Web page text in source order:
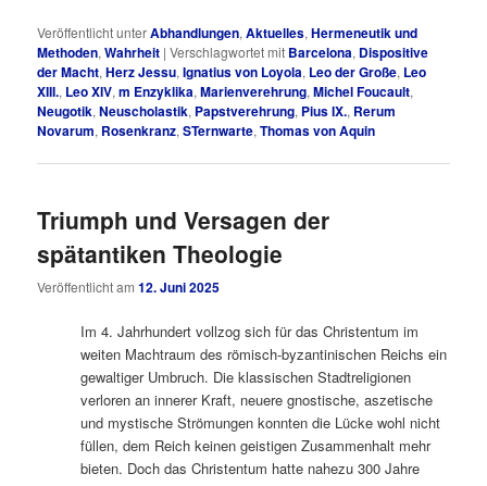
Veröffentlicht unterAbhandlungen,Aktuelles,Hermeneutik und
Methoden,Wahrheit |Verschlagwortet mit Barcelona, Dispositive
der Macht,Herz Jessu,Ignatius von Loyola, Leo der Große, Leo
XIII., Leo XIV,m Enzyklika,Marienverehrung,Michel Foucault,
Neugotik,Neuscholastik, Papstverehrung, Pius IX., Rerum
Novarum, Rosenkranz,STernwarte,Thomas von Aquin
Triumph und Versagen der
spätantiken Theologie
Veröffentlicht am12. Juni 2025
Im 4. Jahrhundert vollzog sich für das Christentum im
weiten Machtraum des römisch-byzantinischen Reichs ein
gewaltiger Umbruch. Die klassischen Stadtreligionen
verloren an innerer Kraft, neuere gnostische, aszetische
und mystische Strömungen konnten die Lücke wohl nicht
füllen, dem Reich keinen geistigen Zusammenhalt mehr
bieten. Doch das Christentum hatte nahezu 300 Jahre